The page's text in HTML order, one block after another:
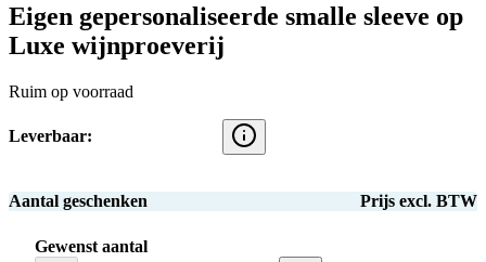
Eigen gepersonaliseerde smalle sleeve op
Luxe wijnproeverij
Ruim op voorraad
Leverbaar:
Aantal geschenken Prijs excl. BTW
Gewenst aantal